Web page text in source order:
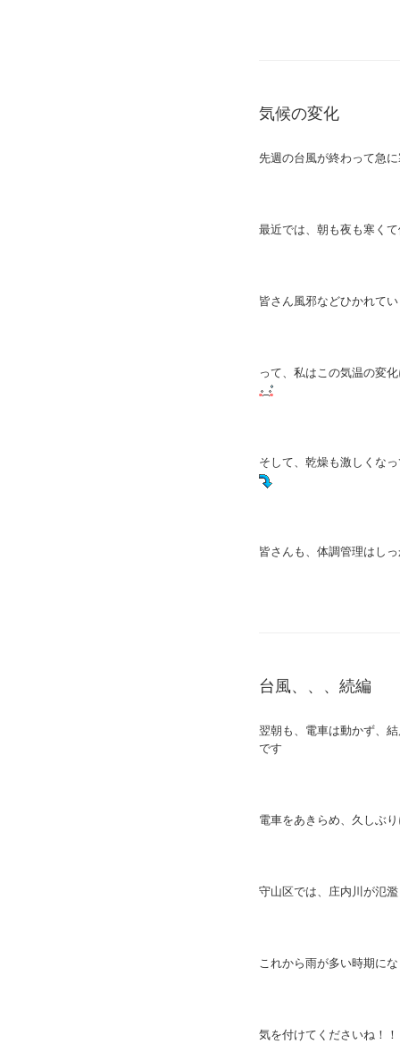
気候の変化
先週の台風が終わって急
最近では、朝も夜も寒く
皆さん風邪などひかれて
って、私はこの気温の変
そして、乾燥も激しくな
皆さんも、体調管理はし
台風、、、続編
翌朝も、電車は動かず、
です
電車をあきらめ、久しぶ
守山区では、庄内川が氾
これから雨が多い時期に
気を付けてくださいね！